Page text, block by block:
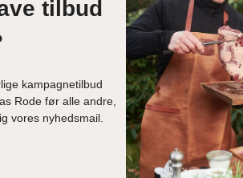
Skinkeculotte af Poppelgris